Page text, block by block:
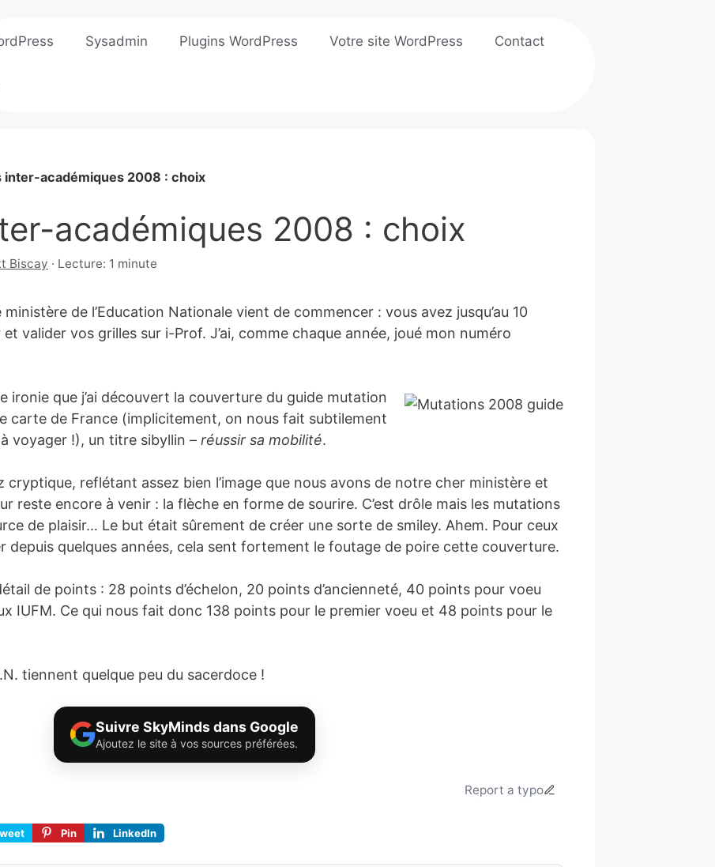
Sysadmin Plugins WordPress Votre site WordPress Contact
inter-académiques 2008 : choix
académiques 2008 : choix
Biscay · Lecture: 1 minute
de l’Education Nationale vient de commencer : vous avez jusqu’au 10
valider vos grilles sur i-Prof. J’ai, comme chaque année, joué mon numéro
ironie que j’ai découvert la couverture du guide mutation
carte de France (implicitement, on nous fait subtilement
voyager !), un titre sibyllin – réussir sa mobilité.
cryptique, reflétant assez bien l’image que nous avons de notre cher ministère et
reste encore à venir : la flèche en forme de sourire. C’est drôle mais les mutations
de plaisir… Le but était sûrement de créer une sorte de smiley. Ahem. Pour ceux
depuis quelques années, cela sent fortement le foutage de poire cette couverture.
de points : 28 points d’échelon, 20 points d’ancienneté, 40 points pour voeu
IUFM. Ce qui nous fait donc 138 points pour le premier voeu et 48 points pour le
tiennent quelque peu du sacerdoce !
Suivre SkyMinds dans Google
Ajoutez le site à vos sources préférées.
Report a typo
Pin LinkedIn